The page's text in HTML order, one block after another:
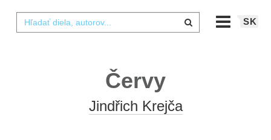
SK
Červy
Jindřich Krejča